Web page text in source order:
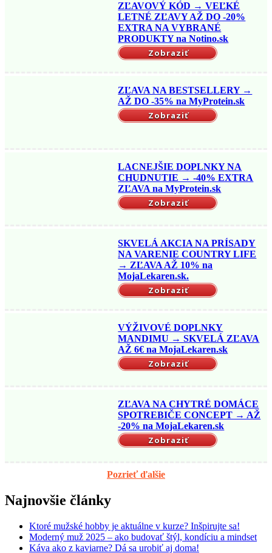
ZĽAVOVÝ KÓD → VEĽKÉ
LETNÉ ZĽAVY AŽ DO -20%
EXTRA NA VYBRANÉ
PRODUKTY na Notino.sk
Zobraziť
ZĽAVA NA BESTSELLERY →
AŽ DO -35% na MyProtein.sk
Zobraziť
LACNEJŠIE DOPLNKY NA
CHUDNUTIE → -40% EXTRA
ZĽAVA na MyProtein.sk
Zobraziť
SKVELÁ AKCIA NA PRÍSADY
NA VARENIE COUNTRY LIFE
→ ZĽAVA AŽ 10% na
MojaLekaren.sk.
Zobraziť
VÝŽIVOVÉ DOPLNKY
MANDIMU → SKVELÁ ZĽAVA
AŽ 6€ na MojaLekaren.sk
Zobraziť
ZĽAVA NA CHYTRÉ DOMÁCE
SPOTREBIČE CONCEPT → AŽ
-20% na MojaLekaren.sk
Zobraziť
Pozrieť ďalšie
Najnovšie články
Ktoré mužské hobby je aktuálne v kurze? Inšpirujte sa!
Moderný muž 2025 – ako budovať štýl, kondíciu a mindset
Káva ako z kaviarne? Dá sa urobiť aj doma!